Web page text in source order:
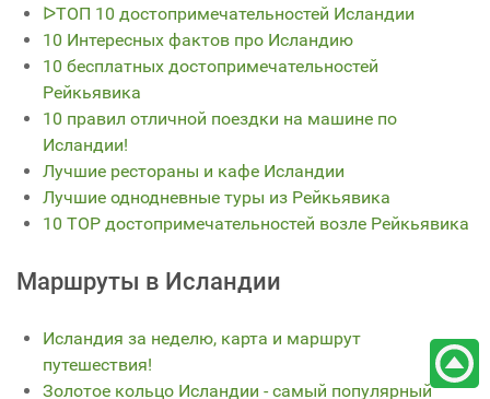
ᐅТОП 10 достопримечательностей Исландии
10 Интересных фактов про Исландию
10 бесплатных достопримечательностей
Рейкьявика
10 правил отличной поездки на машине по
Исландии!
Лучшие рестораны и кафе Исландии
Лучшие однодневные туры из Рейкьявика
10 TOP достопримечательностей возле Рейкьявика
Маршруты в Исландии
Исландия за неделю, карта и маршрут
путешествия!
Золотое кольцо Исландии - самый популярный